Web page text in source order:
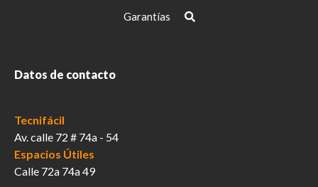
Garantías
Datos de contacto
Tecnifácil
Av. calle 72 # 74a - 54
Espacios Útiles
Calle 72a 74a 49